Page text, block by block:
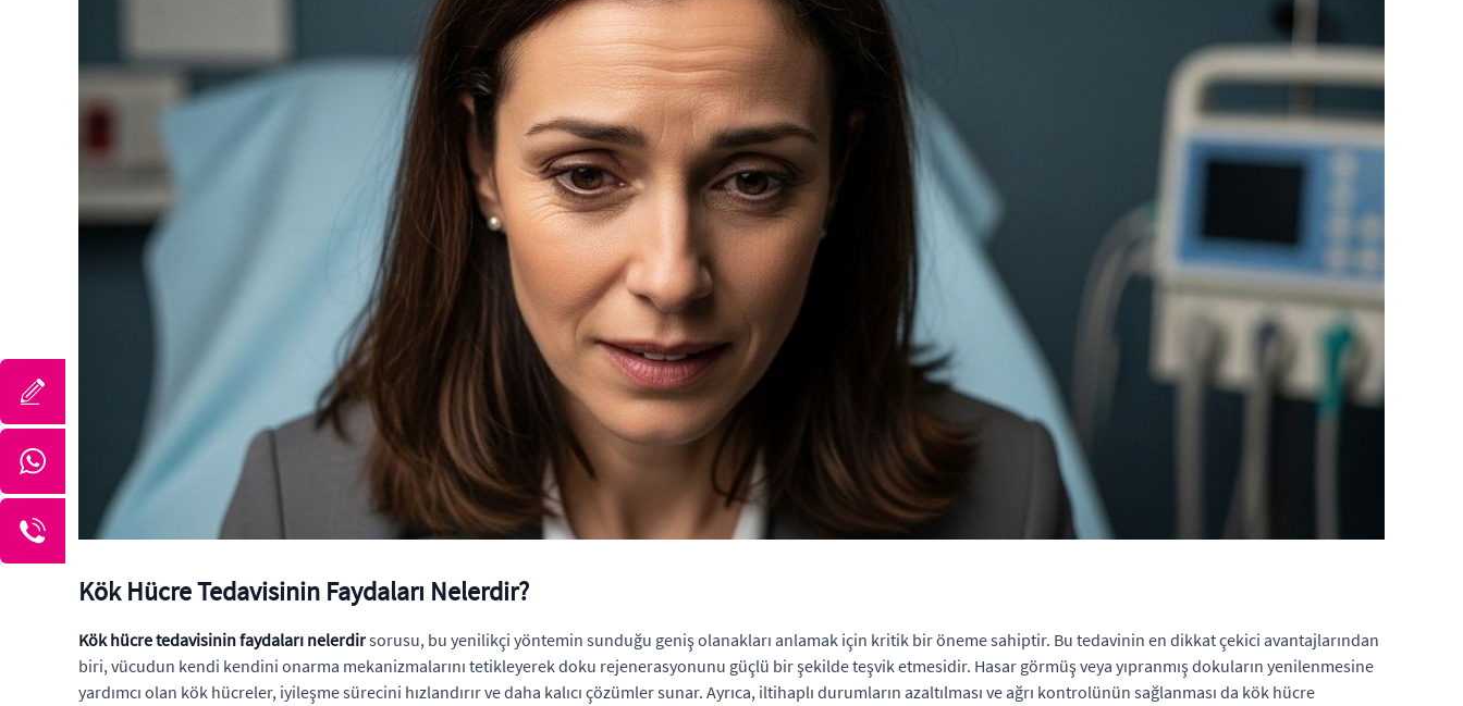
Kök Hücre Tedavisinin Faydaları Nelerdir?
Kök hücre tedavisinin faydaları nelerdirsorusu, bu yenilikçi yöntemin sunduğu geniş olanakları anlamak için kritik bir öneme sahiptir. Bu tedavinin en dikkat çekici avantajlarından
biri, vücudun kendi kendini onarma mekanizmalarını tetikleyerek doku rejenerasyonunu güçlü bir şekilde teşvik etmesidir. Hasar görmüş veya yıpranmış dokuların yenilenmesine
yardımcı olan kök hücreler, iyileşme sürecini hızlandırır ve daha kalıcı çözümler sunar. Ayrıca, iltihaplı durumların azaltılması ve ağrı kontrolünün sağlanması da kök hücre